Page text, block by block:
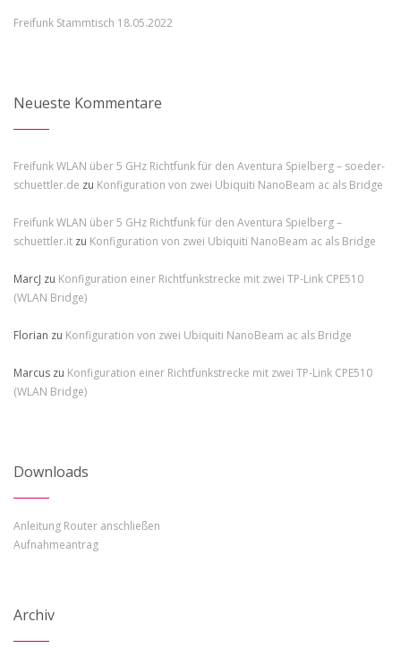
Freifunk Stammtisch 18.05.2022
Neueste Kommentare
Freifunk WLAN über 5 GHz Richtfunk für den Aventura Spielberg – soeder-
schuettler.de zu Konfiguration von zwei Ubiquiti NanoBeam ac als Bridge
Freifunk WLAN über 5 GHz Richtfunk für den Aventura Spielberg –
schuettler.it zu Konfiguration von zwei Ubiquiti NanoBeam ac als Bridge
MarcJ zu Konfiguration einer Richtfunkstrecke mit zwei TP-Link CPE510
(WLAN Bridge)
Florian zu Konfiguration von zwei Ubiquiti NanoBeam ac als Bridge
Marcus zu Konfiguration einer Richtfunkstrecke mit zwei TP-Link CPE510
(WLAN Bridge)
Downloads
Anleitung Router anschließen
Aufnahmeantrag
Archiv